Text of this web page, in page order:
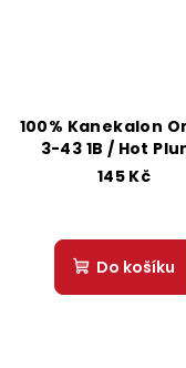
100% Kanekalon
3-43 1B / Hot
Purple
145 Kč
Do košíku